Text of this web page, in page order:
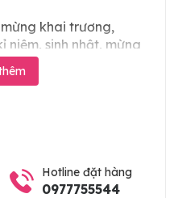
khai trương,
niệm, sinh nhật, mừng
các ngày lễ tết trong
Hotline đặt hàng
0977755544